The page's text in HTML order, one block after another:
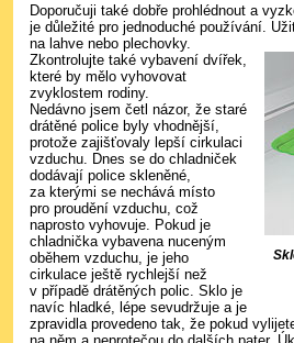
Doporučuji také dobře prohlédnout a
je důležité pro jednoduché používání.
na lahve nebo plechovky.
Zkontrolujte také vybavení dvířek,
které by mělo vyhovovat
zvyklostem rodiny.
Nedávno jsem četl názor, že staré
drátěné police byly vhodnější,
protože zajišťovaly lepší cirkulaci
vzduchu. Dnes se do chladniček
dodávají police skleněné,
za kterými se nechává místo
pro proudění vzduchu, což
naprosto vyhovuje. Pokud je
chladnička vybavena nuceným
oběhem vzduchu, je jeho
cirkulace ještě rychlejší než
v případě drátěných polic. Sklo je
navíc hladké, lépe sevudržuje a je
zpravidla provedeno tak, že pokud